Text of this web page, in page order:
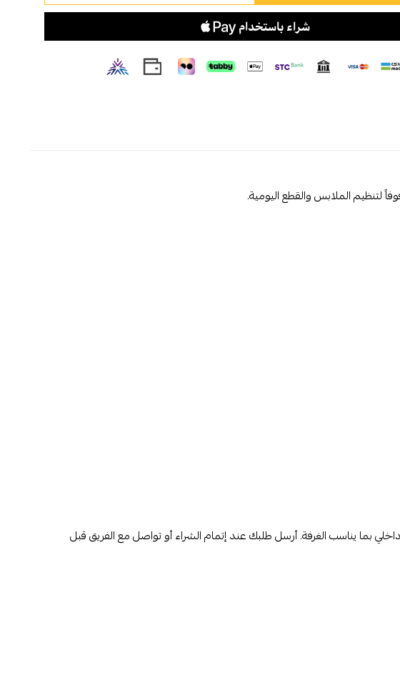
لتنظيم الملابس والقطع اليومية.
بما يناسب الغرفة. أرسل طلبك عند إتمام الشراء أو تواصل مع الفريق قبل